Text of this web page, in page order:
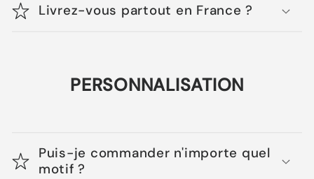
Livrez-vous partout en France ?
PERSONNALISATION
Puis-je commander n'importe quel
motif ?